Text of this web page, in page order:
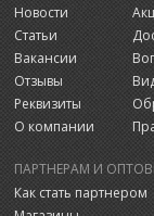
Новости
Статьи
Вакансии
Отзывы
Реквизиты
О компании
ПАРТНЕРАМ И
Как стать партнером